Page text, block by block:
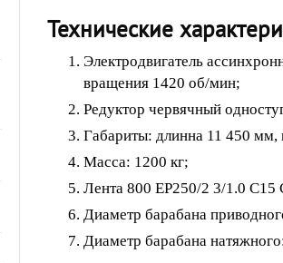
Технические
Электродвигатель
вращения 1420 об/мин;
Редуктор червячный
Габариты: длинна 11 450
Масса: 1200 кг;
Лента 800 ЕР250/2 3/1.0 С15
Диаметр барабана
Диаметр барабана